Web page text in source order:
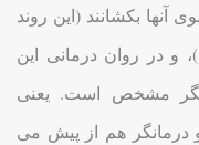
آنها بکشانند (این روند
و در روان درمانی این
مشخص است. یعنی
درمانگر هم از پیش می